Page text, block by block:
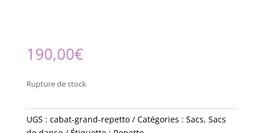
190,00€
Rupture de stock
UGS : cabat-grand-repetto Catégories : Sacs, Sacs